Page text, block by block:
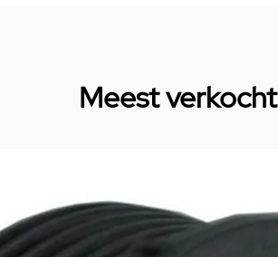
Meest verkocht